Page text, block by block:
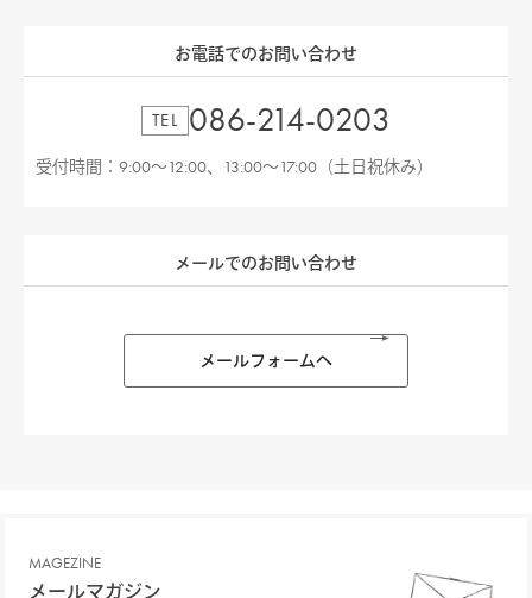
お電話でのお問い合わせ
TEL 086-214-0203
受付時間：9:00〜12:00、13:00〜17:00（土日祝休み）
メールでのお問い合わせ
メールフォームへ
MAGEZINE
メールマガジン